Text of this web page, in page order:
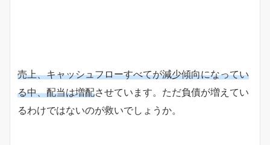
売上、キャッシュフローすべてが減少傾向になってい
る中、配当は増配させています。ただ負債が増えてい
るわけではないのが救いでしょうか。